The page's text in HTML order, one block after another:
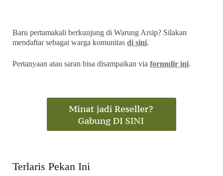
Baru pertamakali berkunjung di Warung Arsip? Silakan
mendaftar sebagai warga komunitasdi sini.
Pertanyaan atau saran bisa disampaikan viaformulir ini.
Terlaris Pekan Ini